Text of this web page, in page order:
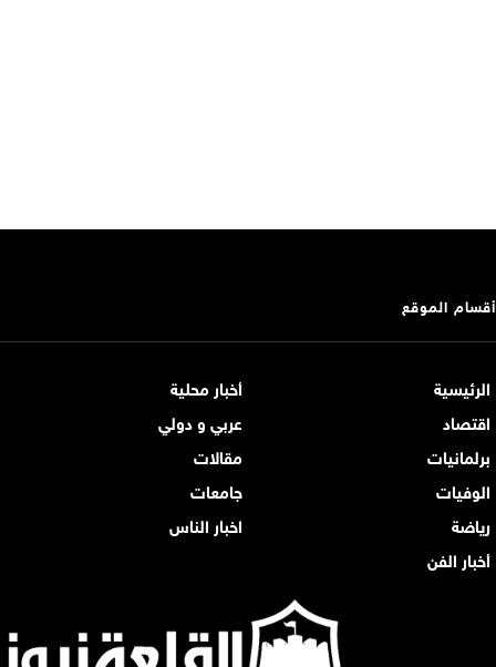
أقسام الموقع
الرئيسية
أخبار محلية
اقتصاد
عربي و دولي
برلمانيات
مقالات
الوفيات
جامعات
رياضة
اخبار الناس
أخبار الفن